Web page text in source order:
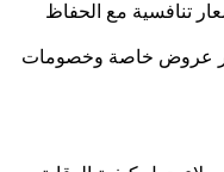
تنافسية مع الحفاظ
عروض خاصة وخصومات